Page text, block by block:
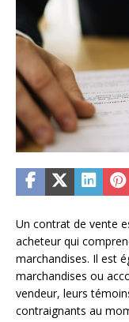
Un contrat de vente
acheteur qui
marchandises. Il est
marchandises ou
vendeur, leurs
contraignants au